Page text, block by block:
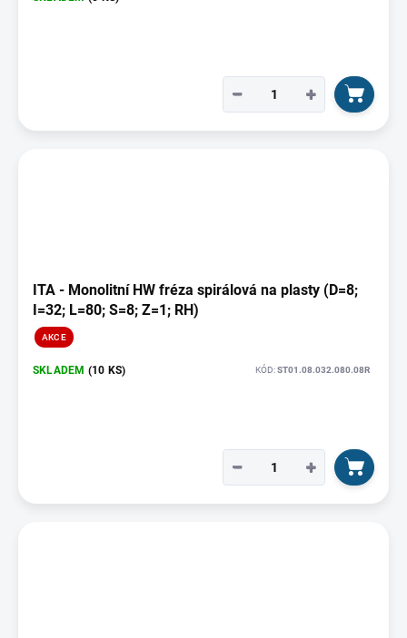
+
−
ITA - Monolitní HW fréza spirálová na plasty (D=8;
I=32; L=80; S=8; Z=1; RH)
AKCE
SKLADEM (10 KS) KÓD:ST01.08.032.080.08R
+
−